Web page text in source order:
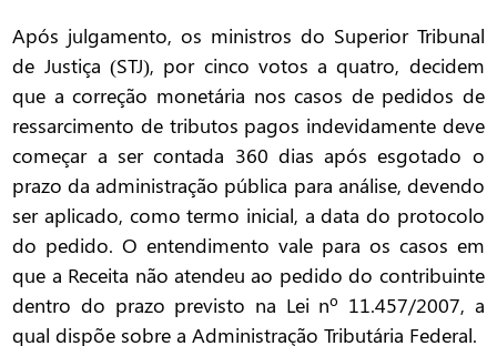
Após julgamento, os ministros do Superior Tribunal
de Justiça (STJ), por cinco votos a quatro, decidem
que a correção monetária nos casos de pedidos de
ressarcimento de tributos pagos indevidamente deve
começar a ser contada 360 dias após esgotado o
prazo da administração pública para análise, devendo
ser aplicado, como termo inicial, a data do protocolo
do pedido. O entendimento vale para os casos em
que a Receita não atendeu ao pedido do contribuinte
dentro do prazo previsto na Lei nº 11.457/2007, a
qual dispõe sobre a Administração Tributária Federal.